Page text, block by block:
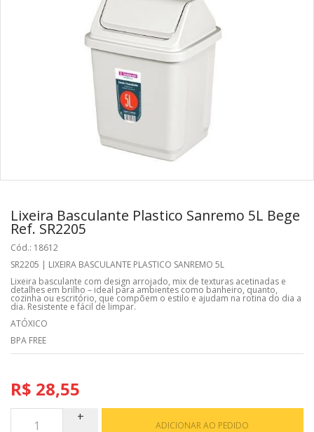
Lixeira Basculante Plastico Sanremo 5L Bege
Ref. SR2205
Cód.: 18612
SR2205 | LIXEIRA BASCULANTE PLASTICO SANREMO 5L
Lixeira basculante com design arrojado, mix de texturas acetinadas e
detalhes em brilho – ideal para ambientes como banheiro, quanto,
cozinha ou escritório, que compõem o estilo e ajudam na rotina do dia a
dia. Resistente e fácil de limpar.
ATÓXICO
BPA FREE
R$ 28,55
ADICIONAR AO PEDIDO